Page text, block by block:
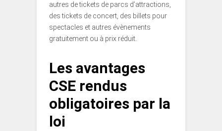
autres de tickets de parcs d’attractions,
des tickets de concert, des billets pour
spectacles et autres évènements
gratuitement ou à prix réduit.
Les avantages
CSE rendus
obligatoires par la
loi